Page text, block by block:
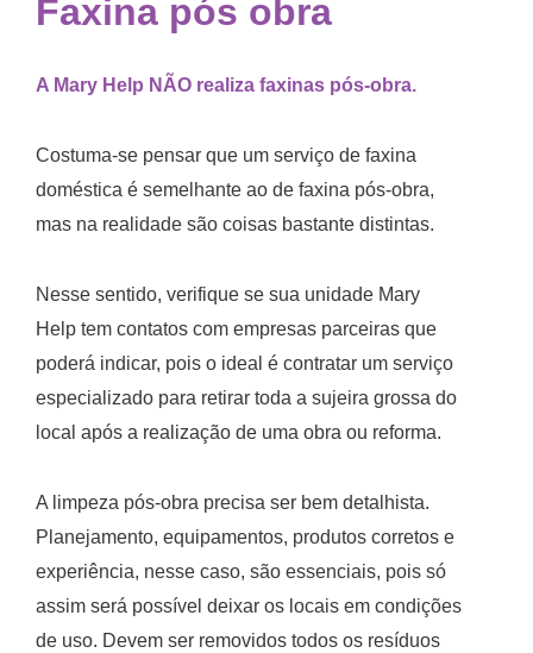
Faxina pós obra
A Mary Help NÃO realiza faxinas pós-obra.
Costuma-se pensar que um serviço de faxina
doméstica é semelhante ao de faxina pós-obra,
mas na realidade são coisas bastante distintas.
Nesse sentido, verifique se sua unidade Mary
Help tem contatos com empresas parceiras que
poderá indicar, pois o ideal é contratar um serviço
especializado para retirar toda a sujeira grossa do
local após a realização de uma obra ou reforma.
A limpeza pós-obra precisa ser bem detalhista.
Planejamento, equipamentos, produtos corretos e
experiência, nesse caso, são essenciais, pois só
assim será possível deixar os locais em condições
de uso. Devem ser removidos todos os resíduos